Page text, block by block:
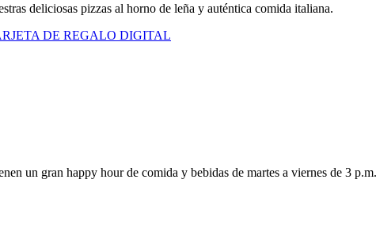
deliciosas pizzas al horno de leña y auténtica comida italiana.
DE REGALO DIGITAL
un gran happy hour de comida y bebidas de martes a viernes de 3